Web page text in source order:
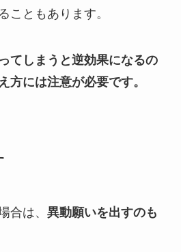
こともあります。
てしまうと逆効果になるの
方には注意が必要です。
合は、 異動願いを出すのも